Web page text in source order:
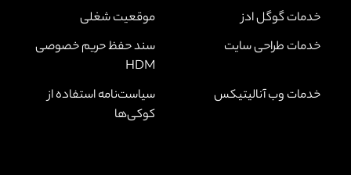
خدمات گوگل ادز
موقعیت شغلی
خدمات طراحی سایت
سند حفظ حریم خصوصی
HDM
خدمات وب آنالیتیکس
سیاست‌نامه استفاده از
کوکی‌ها